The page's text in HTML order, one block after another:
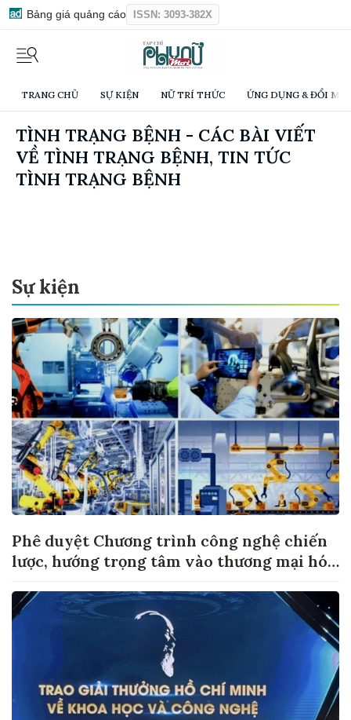
Bảng giá quảng cáo ISSN: 3093-382X
TRANG CHỦ SỰ KIỆN NỮ TRÍ THỨC ỨNG DỤNG & ĐỔI
TÌNH TRẠNG BỆNH - CÁC BÀI VIẾT
VỀ TÌNH TRẠNG BỆNH, TIN TỨC
TÌNH TRẠNG BỆNH
Sự kiện
Phê duyệt Chương trình công nghệ chiến
lược, hướng trọng tâm vào thương mại hóa